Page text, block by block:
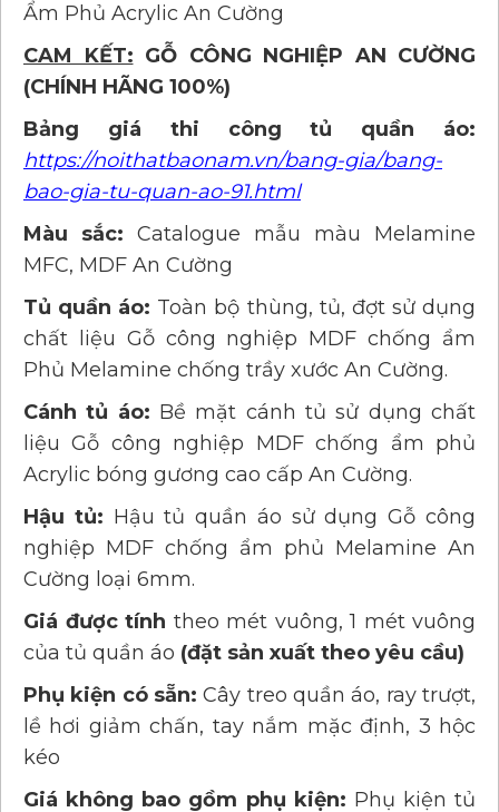
Ẩm Phủ Acrylic An Cường
CAM KẾT: GỖ CÔNG NGHIỆP AN CƯỜNG
(CHÍNH HÃNG 100%)
Bảng giá thi công tủ quần áo:
https://noithatbaonam.vn/bang-gia/bang-
bao-gia-tu-quan-ao-91.html
Màu sắc: Catalogue mẫu màu Melamine
MFC, MDF An Cường
Tủ quần áo: Toàn bộ thùng, tủ, đợt sử dụng
chất liệu Gỗ công nghiệp MDF chống ẩm
Phủ Melamine chống trầy xước An Cường.
Cánh tủ áo: Bề mặt cánh tủ sử dụng chất
liệu Gỗ công nghiệp MDF chống ẩm phủ
Acrylic bóng gương cao cấp An Cường.
Hậu tủ: Hậu tủ quần áo sử dụng Gỗ công
nghiệp MDF chống ẩm phủ Melamine An
Cường loại 6mm.
Giá được tính theo mét vuông, 1 mét vuông
của tủ quần áo (đặt sản xuất theo yêu cầu)
Phụ kiện có sẵn:Cây treo quần áo, ray trượt,
lề hơi giảm chấn, tay nắm mặc định, 3 hộc
kéo
Giá không bao gồm phụ kiện: Phụ kiện tủ